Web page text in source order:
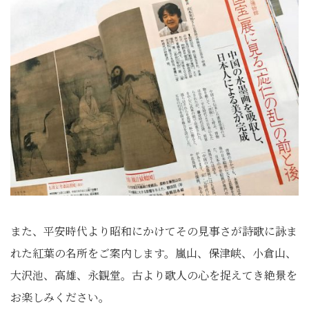
また、 平安時代より昭和にかけてその見事さが詩歌に詠ま
れた紅葉の名所をご案内します。嵐山、保津峡、小倉山、
大沢池、高雄、永観堂。 古より歌人の心を捉えてき絶景を
お楽しみください。